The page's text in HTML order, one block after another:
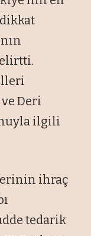
Deri
ilgili
ihraç
tedarik